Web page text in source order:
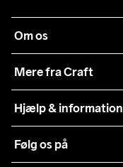
Om os
Mere fra Craft
Samarbejder
Presse
Hjælp & information
Levering
Følg os på